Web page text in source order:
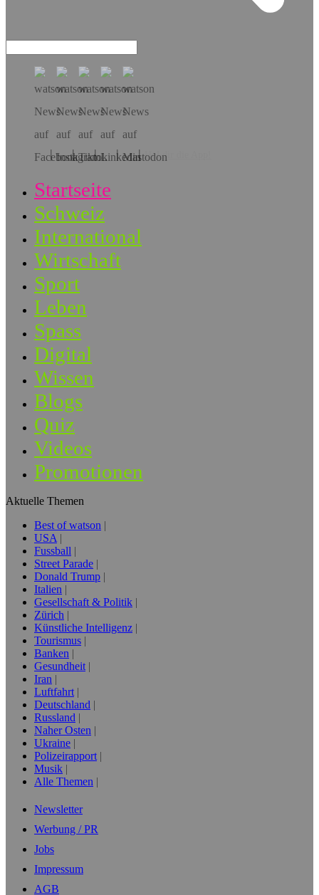
Hol dir die App!
Startseite
Schweiz
International
Wirtschaft
Sport
Leben
Spass
Digital
Wissen
Blogs
Quiz
Videos
Promotionen
Aktuelle Themen
Best of watson
USA
Fussball
Street Parade
Donald Trump
Italien
Gesellschaft & Politik
Zürich
Künstliche Intelligenz
Tourismus
Banken
Gesundheit
Iran
Luftfahrt
Deutschland
Russland
Naher Osten
Ukraine
Polizeirapport
Musik
Alle Themen
Newsletter
Werbung / PR
Jobs
Impressum
AGB